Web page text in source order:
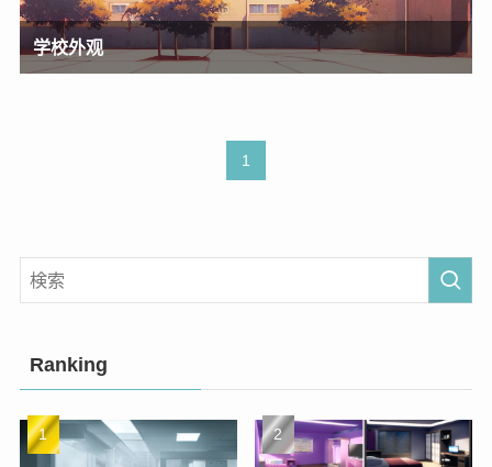
学校外观
1
Ranking